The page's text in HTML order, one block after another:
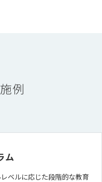
例
ム
ベルに応じた段階的な教育